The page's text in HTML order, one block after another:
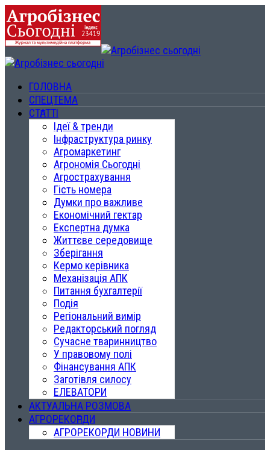
ГОЛОВНА
СПЕЦТЕМА
СТАТТІ
Ідеї & тренди
Інфраструктура ринку
Агромаркетинг
Агрономія Сьогодні
Агрострахування
Гість номера
Думки про важливе
Економічний гектар
Експертна думка
Життєве середовище
Зберігання
Кермо керівника
Механізація АПК
Питання бухгалтерії
Подія
Регіональний вимір
Редакторський погляд
Сучасне тваринництво
У правовому полі
Фінансування АПК
Заготівля силосу
ЕЛЕВАТОРИ
АКТУАЛЬНА РОЗМОВА
АГРОРЕКОРДИ
АГРОРЕКОРДИ НОВИНИ